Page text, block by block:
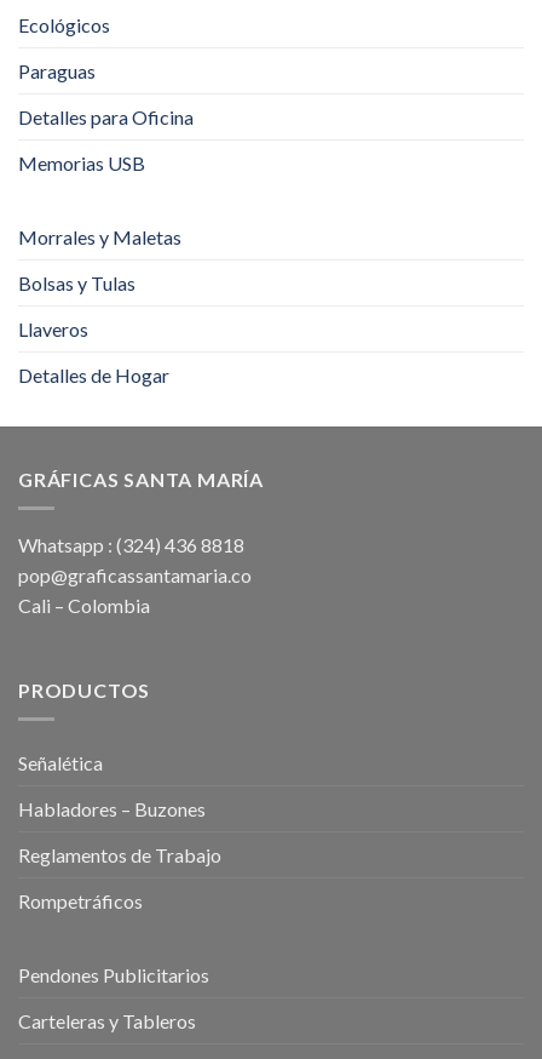
Ecológicos
Paraguas
Detalles para Oficina
Memorias USB
Morrales y Maletas
Bolsas y Tulas
Llaveros
Detalles de Hogar
GRÁFICAS SANTA MARÍA
Whatsapp : (324) 436 8818
pop@graficassantamaria.co
Cali – Colombia
PRODUCTOS
Señalética
Habladores – Buzones
Reglamentos de Trabajo
Rompetráficos
Pendones Publicitarios
Carteleras y Tableros